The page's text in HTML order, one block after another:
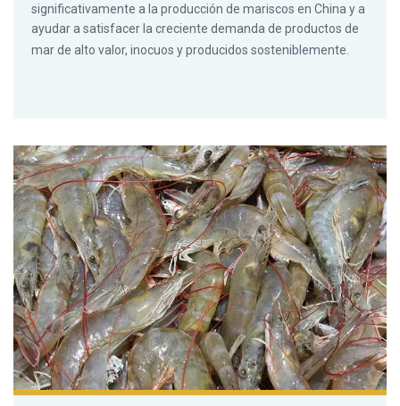
significativamente a la producción de mariscos en China y a
ayudar a satisfacer la creciente demanda de productos de
mar de alto valor, inocuos y producidos sosteniblemente.